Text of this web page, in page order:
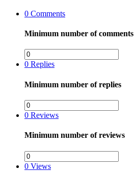
0 Comments
Minimum number of comments
0 Replies
Minimum number of replies
0 Reviews
Minimum number of reviews
0 Views